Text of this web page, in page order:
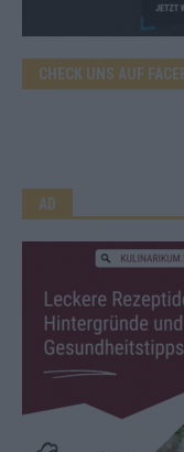
CHECK UNS AUF
AD